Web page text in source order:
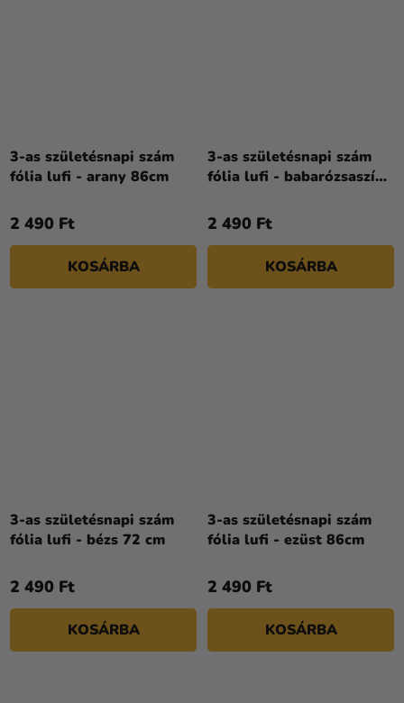
3-as születésnapi szám
fólia lufi - arany 86cm
2 490 Ft
KOSÁRBA
3-as születésnapi szám
fólia lufi - babarózsaszín
2 490 Ft
KOSÁRBA
3-as születésnapi szám
fólia lufi - bézs 72 cm
2 490 Ft
KOSÁRBA
3-as születésnapi szám
fólia lufi - ezüst 86cm
2 490 Ft
KOSÁRBA